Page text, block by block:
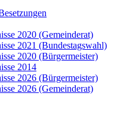
2020 (Gemeinderat)
2021 (Bundestagswahl)
2020 (Bürgermeister)
2014
2026 (Bürgermeister)
2026 (Gemeinderat)